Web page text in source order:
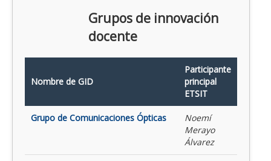
Grupos de innovación
docente
Nombre de GID
Participante
principal
ETSIT
Grupo de Comunicaciones Ópticas
Noemí
Merayo
Álvarez